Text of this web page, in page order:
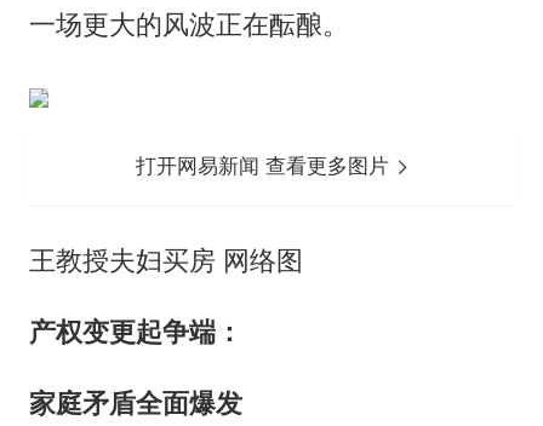
一场更大的风波正在酝酿。
打开网易新闻 查看更多图片
王教授夫妇买房 网络图
产权变更起争端：
家庭矛盾全面爆发